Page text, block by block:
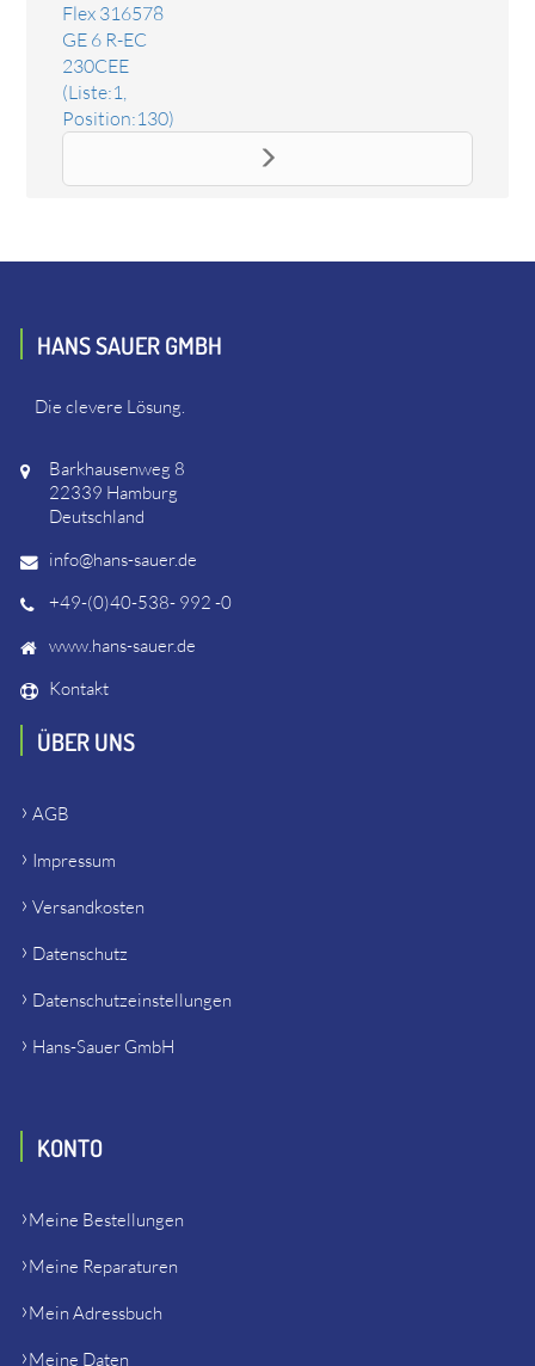
Flex 316578
GE 6 R-EC
230CEE
(Liste:1,
Position:130)
Das Ersatzteil "Feld" online bestellen. Es passt unter
HANS SAUER GMBH
Die clevere Lösung.
Barkhausenweg 8
22339 Hamburg
Deutschland
info@hans-sauer.de
+49-(0)40-538- 992 -0
www.hans-sauer.de
Kontakt
ÜBER UNS
AGB
Impressum
Versandkosten
Datenschutz
Datenschutzeinstellungen
Hans-Sauer GmbH
KONTO
Meine Bestellungen
Meine Reparaturen
Mein Adressbuch
Meine Daten